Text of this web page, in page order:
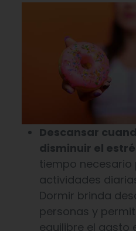
Descansar
disminuir el
tiempo
actividades
Dormir brinda
personas y
equilibre el gasto